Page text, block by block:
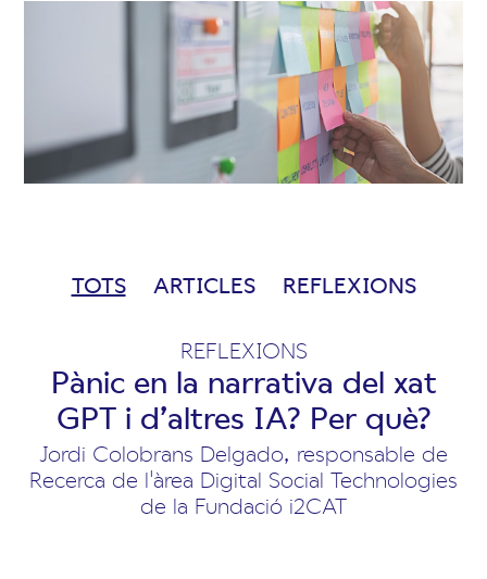
TOTS ARTICLES REFLEXIONS
REFLEXIONS
Pànic en la narrativa del xat
GPT i d’altres IA? Per què?
Jordi Colobrans Delgado, responsable de
Recerca de l'àrea Digital Social Technologies
de la Fundació i2CAT